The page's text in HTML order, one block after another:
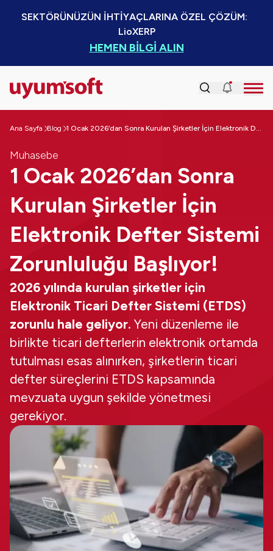
SEKTÖRÜNÜZÜN İHTİYAÇLARINA ÖZEL ÇÖZÜM:
LioXERP
HEMEN BİLGİ ALIN
Ana Sayfa Blog 1 Ocak 2026’dan Sonra Kurulan Şirketler İçin Elektronik Defter Sistemi Zorunluluğu Başlıyor!
Muhasebe
1 Ocak 2026’dan Sonra
Kurulan Şirketler İçin
Elektronik Defter Sistemi
Zorunluluğu Başlıyor!
2026 yılında kurulan şirketler için
Elektronik Ticari Defter Sistemi (ETDS)
zorunlu hale geliyor. Yeni düzenleme ile
birlikte ticari defterlerin elektronik ortamda
tutulması esas alınırken, şirketlerin ticari
defter süreçlerini ETDS kapsamında
mevzuata uygun şekilde yönetmesi
gerekiyor.